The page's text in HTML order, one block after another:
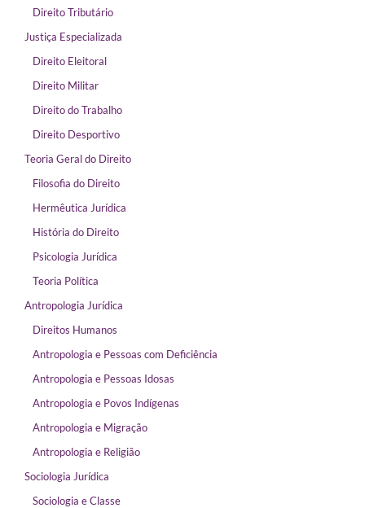
Direito Tributário
Justiça Especializada
Direito Eleitoral
Direito Militar
Direito do Trabalho
Direito Desportivo
Teoria Geral do Direito
Filosofia do Direito
Hermêutica Jurídica
História do Direito
Psicologia Jurídica
Teoria Política
Antropologia Jurídica
Direitos Humanos
Antropologia e Pessoas com Deficiência
Antropologia e Pessoas Idosas
Antropologia e Povos Indígenas
Antropologia e Migração
Antropologia e Religião
Sociologia Jurídica
Sociologia e Classe